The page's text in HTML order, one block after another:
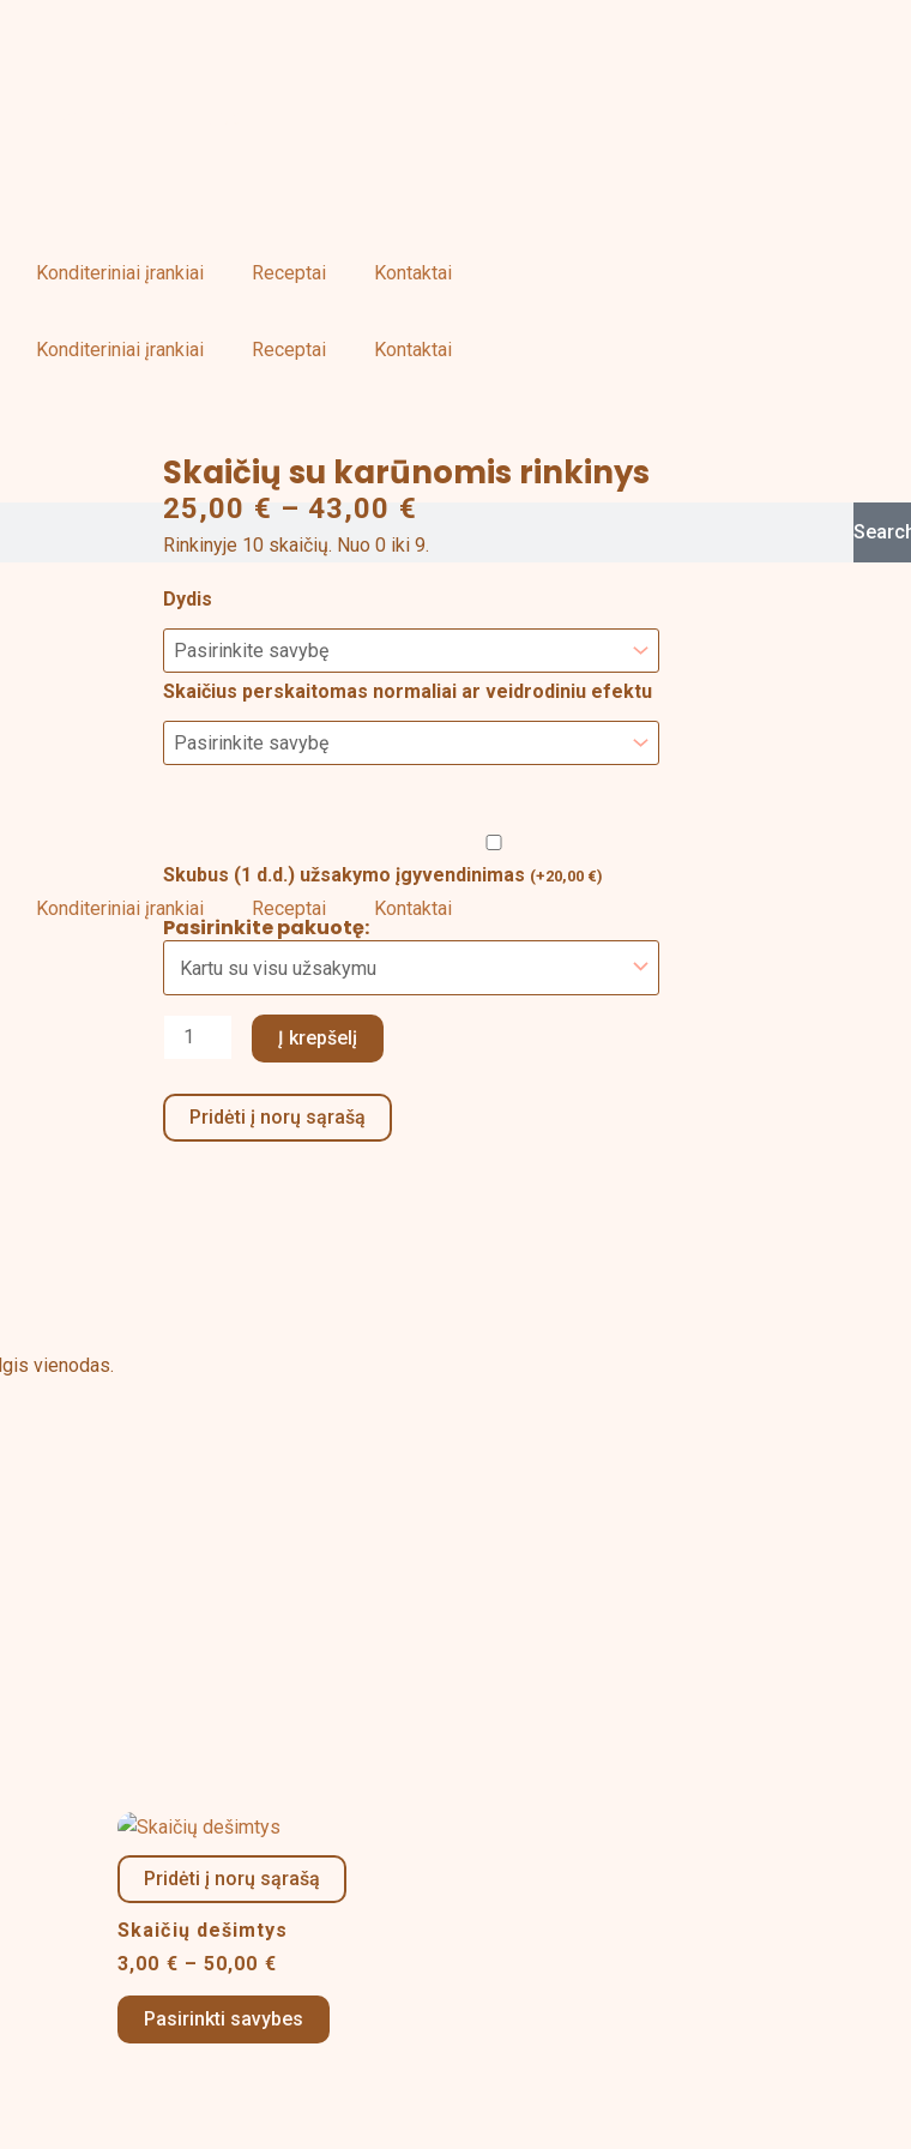
Konditeriniai įrankiai Receptai Kontaktai
Konditeriniai įrankiai Receptai Kontaktai
Konditeriniai įrankiai Receptai Kontaktai
Skaičių su karūnomis rinkinys
25,00 € – 43,00 €
Price
25,00 €
through
Rinkinyje 10 skaičių. Nuo 0 iki 9.
Dydis
Skaičius perskaitomas normaliai ar veidrodiniu efektu
Skubus (1 d.d.) užsakymo įgyvendinimas (+20,00 €)
Pasirinkite pakuotę:
produkto
kiekis:
Skaičių
karūnomis
rinkinys
Į krepšelį
Pridėti į norų sąrašą
vienodas.
Pridėti į norų sąrašą
Skaičių dešimtys
3,00 € – 50,00 €
Price
3,00 €
through
Pasirinkti savybes
product
has
options